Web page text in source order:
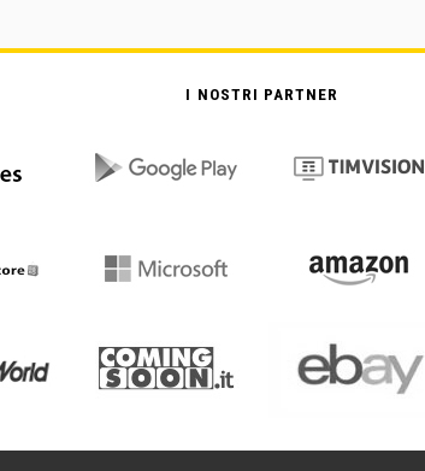
I NOSTRI PARTNER